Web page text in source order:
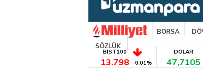
BORSA
SÖZLÜK
BIST100
13.798 -0,01%
DOLAR
47,7105